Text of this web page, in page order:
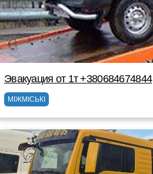
Эвакуация от 1т +380684674844
МІЖМІСЬКІ